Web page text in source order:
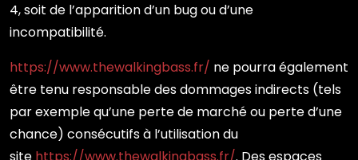
4, soit de l’apparition d’un bug ou d’une
incompatibilité.
https://www.thewalkingbass.fr/ ne pourra également
être tenu responsable des dommages indirects (tels
par exemple qu’une perte de marché ou perte d’une
chance) consécutifs à l’utilisation du